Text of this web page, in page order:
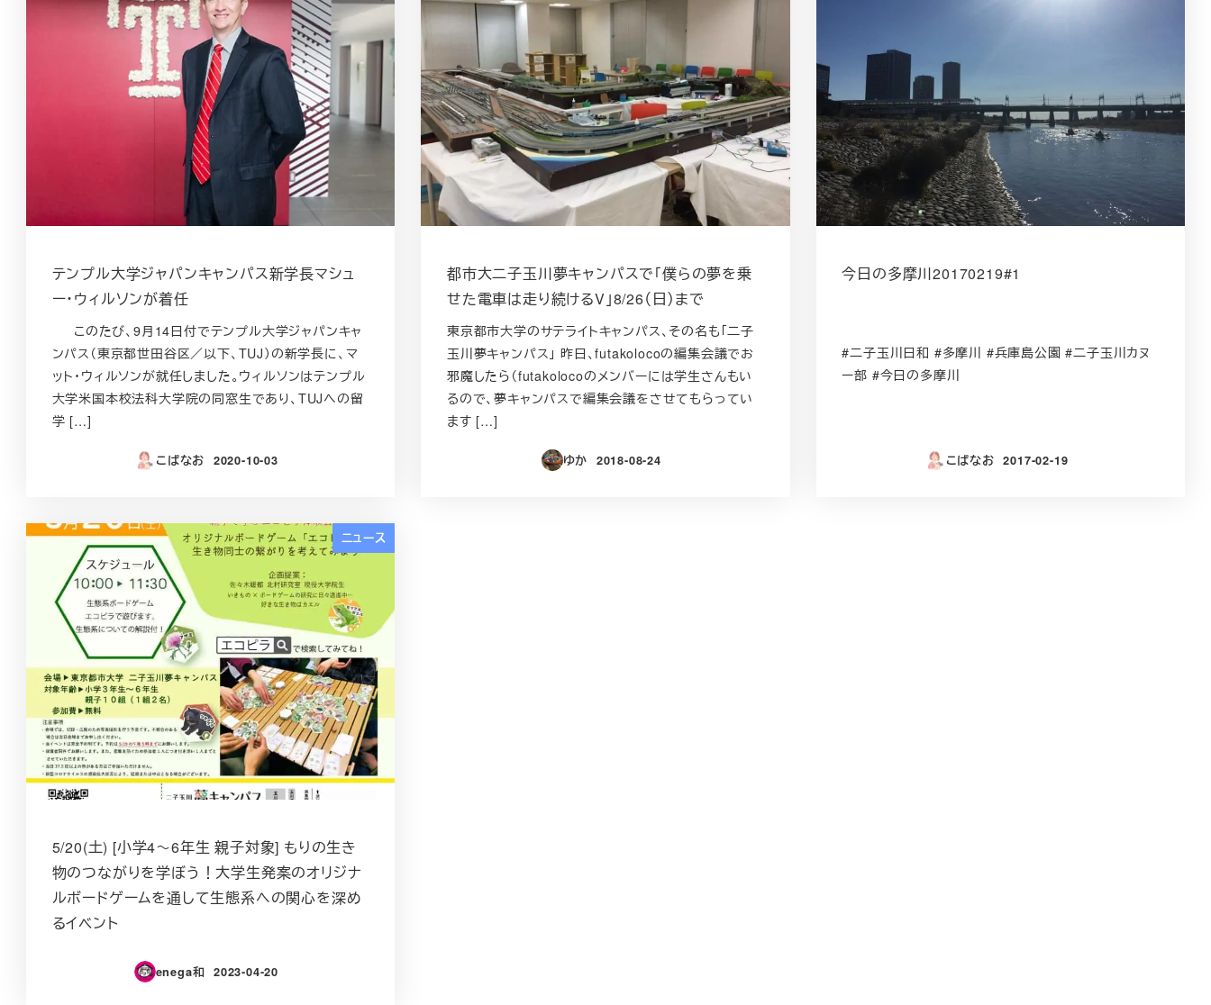
テンプル大学ジャパンキャンパス新学長マシュ
ー・ウィルソンが着任
このたび、9月14日付でテンプル大学ジャパンキャ
ンパス（東京都世田谷区／以下、TUJ）の新学長に、マ
ット・ウィルソンが就任しました。ウィルソンはテンプル
大学米国本校法科大学院の同窓生であり、TUJへの留
学 […]
こばなお
投稿日
2020-10-03
都市大二子玉川夢キャンパスで「僕らの夢を乗
せた電車は走り続けるV」8/26（日）まで
東京都市大学のサテライトキャンパス、その名も「二子
玉川夢キャンパス」 昨日、futakolocoの編集会議でお
邪魔したら（futakolocoのメンバーには学生さんもい
るので、夢キャンパスで編集会議をさせてもらってい
ます […]
ゆか
投稿日
2018-08-24
今日の多摩川20170219#1
#二子玉川日和 #多摩川 #兵庫島公園 #二子玉川カヌ
ー部 #今日の多摩川
こばなお
投稿日
2017-02-19
ニュース
5/20(土) [小学4～6年生 親子対象] もりの生き
物のつながりを学ぼう！大学生発案のオリジナ
ルボードゲームを通して生態系への関心を深め
るイベント
enega和
投稿日
2023-04-20